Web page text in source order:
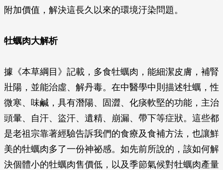
附加價值，解決這長久以來的環境汙染問題。
牡蠣肉大解析
據《本草綱目》記載，多食牡蠣肉，能細潔皮膚，補腎
壯陽，並能治虛、解丹毒。在中醫學中則描述牡蠣，性
微寒、味鹹，具有潛陽、固澀、化痰軟堅的功能，主治
頭暈、自汗、盜汗、遺精、崩漏、帶下等症狀。這些都
是老祖宗靠著經驗告訴我們的食療及食補方法，也讓鮮
美的牡蠣肉多了一份神祕感。如先前所說的，該如何解
決個體小的牡蠣肉售價低，以及季節氣候對牡蠣肉產量